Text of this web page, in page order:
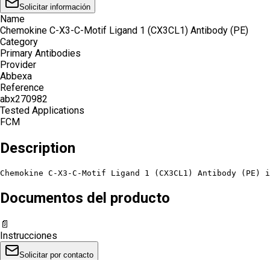
Solicitar información
Name
Chemokine C-X3-C-Motif Ligand 1 (CX3CL1) Antibody (PE)
Category
Primary Antibodies
Provider
Abbexa
Reference
abx270982
Tested Applications
FCM
Description
Chemokine C-X3-C-Motif Ligand 1 (CX3CL1) Antibody
Documentos del producto
📄
Instrucciones
Solicitar por contacto